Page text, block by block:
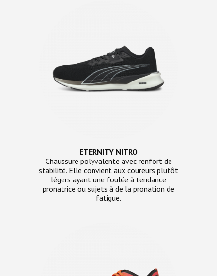
ETERNITY NITRO
Chaussure polyvalente avec renfort de
stabilité. Elle convient aux coureurs plutôt
légers ayant une foulée à tendance
pronatrice ou sujets à de la pronation de
fatigue.